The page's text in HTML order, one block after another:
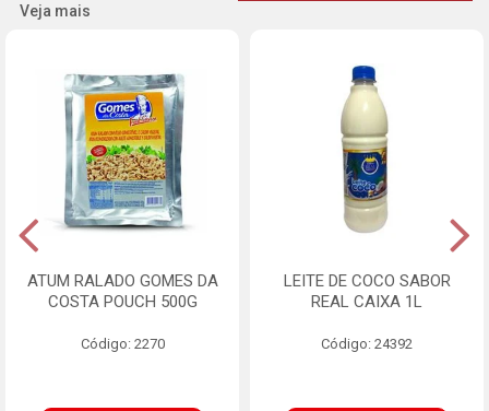
Veja mais
ATUM RALADO GOMES DA
COSTA POUCH 500G
Código: 2270
LEITE DE COCO SABOR
REAL CAIXA 1L
Código: 24392